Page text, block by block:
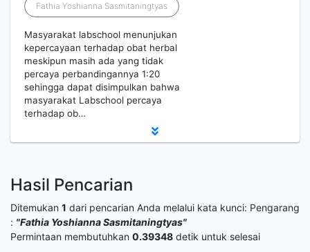
Fathia Yoshianna Sasmitaningtyas
Masyarakat labschool menunjukan
kepercayaan terhadap obat herbal
meskipun masih ada yang tidak
percaya perbandingannya 1:20
sehingga dapat disimpulkan bahwa
masyarakat Labschool percaya
terhadap ob…
Hasil Pencarian
Ditemukan 1 dari pencarian Anda melalui kata kunci: Pengarang
: "Fathia Yoshianna Sasmitaningtyas"
Permintaan membutuhkan 0.39348 detik untuk selesai